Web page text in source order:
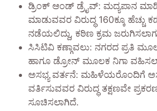
ಡ್ರಿಂಕ್ ಆಂಡ್ ಡ್ರೈವ್: ಮದ್ಯಪಾನ
ಮಾಡುವವರ ವಿರುದ್ಧ 160ಕ್ಕೂ ಹೆಚ್ಚು
ನಡೆಯಲಿದ್ದು, ಕಠಿಣ ಕ್ರಮ
ಸಿಸಿಟಿವಿ ಕಣ್ಗಾವಲು: ನಗರದ ಪ್ರತಿ
ಹಾಗೂ ಡ್ರೋನ್ ಮೂಲಕ ನಿಗಾ
ಅಸಭ್ಯ ವರ್ತನೆ: ಮಹಿಳೆಯರೊಂದಿಗೆ
ವರ್ತಿಸುವವರ ವಿರುದ್ಧ ತಕ್ಷಣವೇ
ಸೂಚಿಸಲಾಗಿದೆ.